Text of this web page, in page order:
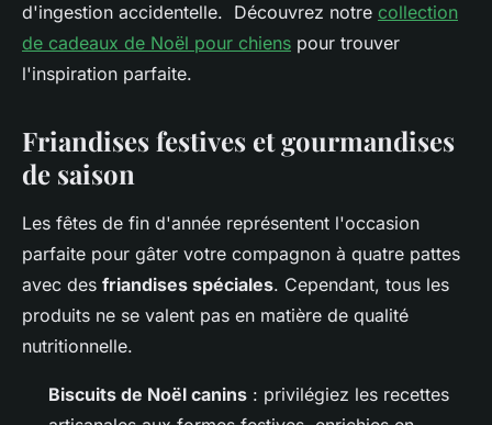
d'ingestion accidentelle. Découvrez notre collection
de cadeaux de Noël pour chiens pour trouver
l'inspiration parfaite.
Friandises festives et gourmandises
de saison
Les fêtes de fin d'année représentent l'occasion
parfaite pour gâter votre compagnon à quatre pattes
avec des friandises spéciales. Cependant, tous les
produits ne se valent pas en matière de qualité
nutritionnelle.
Biscuits de Noël canins : privilégiez les recettes